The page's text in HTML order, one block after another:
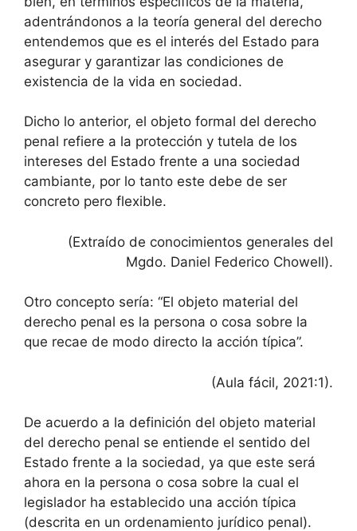
adentrándonos a la teoría general del derecho
entendemos que es el interés del Estado para
asegurar y garantizar las condiciones de
existencia de la vida en sociedad.
Dicho lo anterior, el objeto formal del derecho
penal refiere a la protección y tutela de los
intereses del Estado frente a una sociedad
cambiante, por lo tanto este debe de ser
concreto pero flexible.
(Extraído de conocimientos generales del
Mgdo. Daniel Federico Chowell).
Otro concepto sería: “El objeto material del
derecho penal es la persona o cosa sobre la
que recae de modo directo la acción típica”.
(Aula fácil, 2021:1).
De acuerdo a la definición del objeto material
del derecho penal se entiende el sentido del
Estado frente a la sociedad, ya que este será
ahora en la persona o cosa sobre la cual el
legislador ha establecido una acción típica
(descrita en un ordenamiento jurídico penal).